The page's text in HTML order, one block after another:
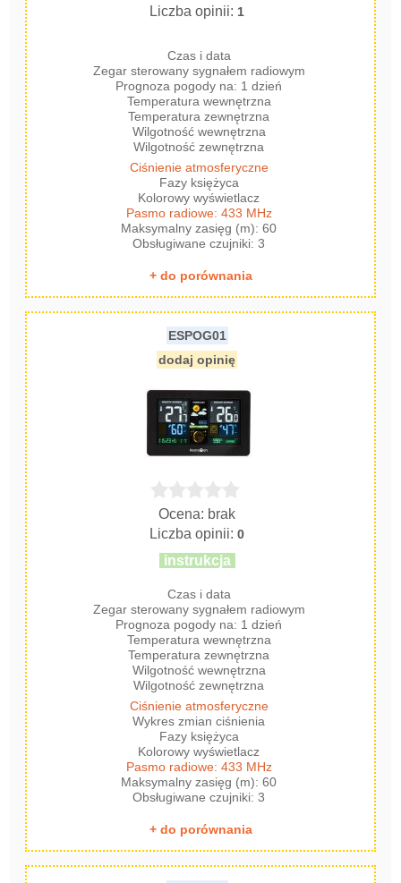
Liczba opinii: 1
Czas i data
Zegar sterowany sygnałem radiowym
Prognoza pogody na: 1 dzień
Temperatura wewnętrzna
Temperatura zewnętrzna
Wilgotność wewnętrzna
Wilgotność zewnętrzna
Ciśnienie atmosferyczne
Fazy księżyca
Kolorowy wyświetlacz
Pasmo radiowe: 433 MHz
Maksymalny zasięg (m): 60
Obsługiwane czujniki: 3
+ do porównania
ESPOG01
dodaj opinię
Ocena: brak
Liczba opinii:0
instrukcja
Czas i data
Zegar sterowany sygnałem radiowym
Prognoza pogody na: 1 dzień
Temperatura wewnętrzna
Temperatura zewnętrzna
Wilgotność wewnętrzna
Wilgotność zewnętrzna
Ciśnienie atmosferyczne
Wykres zmian ciśnienia
Fazy księżyca
Kolorowy wyświetlacz
Pasmo radiowe: 433 MHz
Maksymalny zasięg (m): 60
Obsługiwane czujniki: 3
+ do porównania